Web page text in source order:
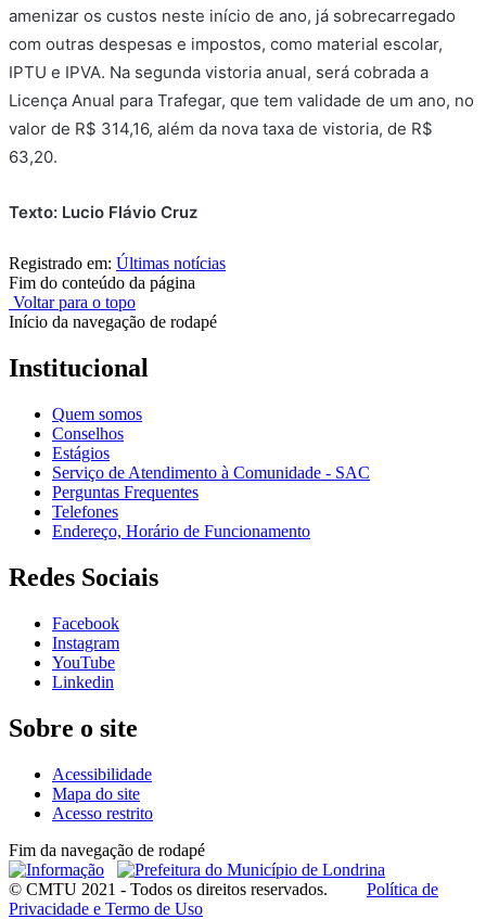
amenizar os custos neste início de ano, já sobrecarregado
com outras despesas e impostos, como material escolar,
IPTU e IPVA. Na segunda vistoria anual, será cobrada a
Licença Anual para Trafegar, que tem validade de um ano, no
valor de R$ 314,16, além da nova taxa de vistoria, de R$
63,20.
Texto: Lucio Flávio Cruz
Registrado em: Últimas notícias
Fim do conteúdo da página
Voltar para o topo
Início da navegação de rodapé
Institucional
Quem somos
Conselhos
Estágios
Serviço de Atendimento à Comunidade - SAC
Perguntas Frequentes
Telefones
Endereço, Horário de Funcionamento
Redes Sociais
Facebook
Instagram
YouTube
Linkedin
Sobre o site
Acessibilidade
Mapa do site
Acesso restrito
Fim da navegação de rodapé
© CMTU 2021 - Todos os direitos reservados. Política de
Privacidade e Termo de Uso